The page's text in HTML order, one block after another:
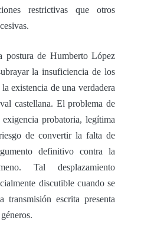
restrictivas que otros
postura de Humberto López
la insuficiencia de los
existencia de una verdadera
castellana. El problema de
probatoria, legítima
de convertir la falta de
definitivo contra la
Tal desplazamiento
discutible cuando se
escrita presenta